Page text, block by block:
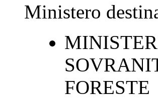
Ministero
FORESTE